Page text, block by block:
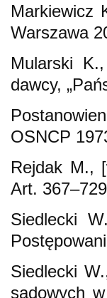
Markiewicz
Warszawa
Mularski
dawcy,
OSNCP
Rejdak M.,
Art.
Siedlecki
Siedlecki
sądowych